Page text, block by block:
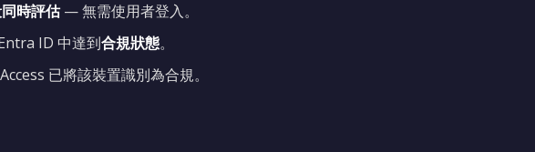
時評估— 無需使用者登入。
ID 中達到合規狀態。
已將該裝置識別為合規。